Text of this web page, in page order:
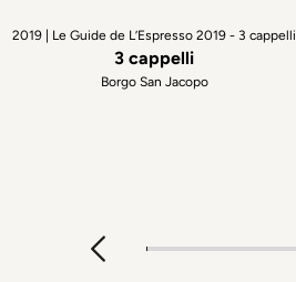
2019 | Le Guide de L’Espresso 2019 - 3 cappelli
3 cappelli
Borgo San Jacopo